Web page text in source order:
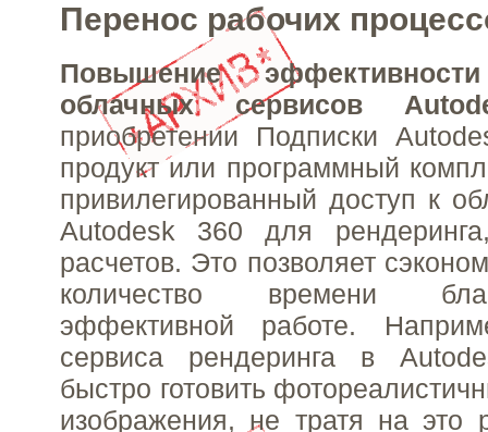
Перенос рабочих
Повышение
облачных сервисов
приобретении Подписки
продукт или программный
привилегированный доступ к
Autodesk 360 для
расчетов. Это позволяет
количество времени
эффективной работе.
сервиса рендеринга в
быстро готовить
изображения, не тратя на это